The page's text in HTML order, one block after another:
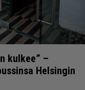
kulkee” –
Helsingin